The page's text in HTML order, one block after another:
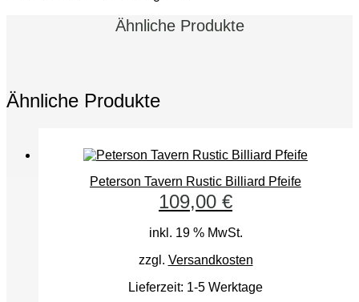
Ähnliche Produkte
Ähnliche Produkte
Peterson Tavern Rustic Billiard Pfeife
109,00 €
inkl. 19 % MwSt.
zzgl. Versandkosten
Lieferzeit: 1-5 Werktage